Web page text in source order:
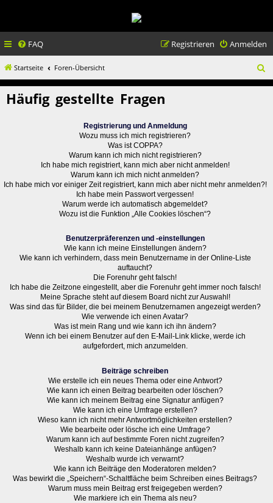
FAQ Anmelden
Registrieren
Startseite Foren-Übersicht
u
Häufig gestellte Fragen
Registrierung und Anmeldung
Wozu muss ich mich registrieren?
Was ist COPPA?
Warum kann ich mich nicht registrieren?
Ich habe mich registriert, kann mich aber nicht anmelden!
Warum kann ich mich nicht anmelden?
Ich habe mich vor einiger Zeit registriert, kann mich aber nicht mehr anmelden?!
Ich habe mein Passwort vergessen!
Warum werde ich automatisch abgemeldet?
Wozu ist die Funktion „Alle Cookies löschen“?
Benutzerpräferenzen und -einstellungen
Wie kann ich meine Einstellungen ändern?
Wie kann ich verhindern, dass mein Benutzername in der Online-Liste
auftaucht?
Die Forenuhr geht falsch!
Ich habe die Zeitzone eingestellt, aber die Forenuhr geht immer noch falsch!
Meine Sprache steht auf diesem Board nicht zur Auswahl!
Was sind das für Bilder, die bei meinem Benutzernamen angezeigt werden?
Wie verwende ich einen Avatar?
Was ist mein Rang und wie kann ich ihn ändern?
Wenn ich bei einem Benutzer auf den E-Mail-Link klicke, werde ich
aufgefordert, mich anzumelden.
Beiträge schreiben
Wie erstelle ich ein neues Thema oder eine Antwort?
Wie kann ich einen Beitrag bearbeiten oder löschen?
Wie kann ich meinem Beitrag eine Signatur anfügen?
Wie kann ich eine Umfrage erstellen?
Wieso kann ich nicht mehr Antwortmöglichkeiten erstellen?
Wie bearbeite oder lösche ich eine Umfrage?
Warum kann ich auf bestimmte Foren nicht zugreifen?
Weshalb kann ich keine Dateianhänge anfügen?
Weshalb wurde ich verwarnt?
Wie kann ich Beiträge den Moderatoren melden?
Was bewirkt die „Speichern“-Schaltfläche beim Schreiben eines Beitrags?
Warum muss mein Beitrag erst freigegeben werden?
Wie markiere ich ein Thema als neu?